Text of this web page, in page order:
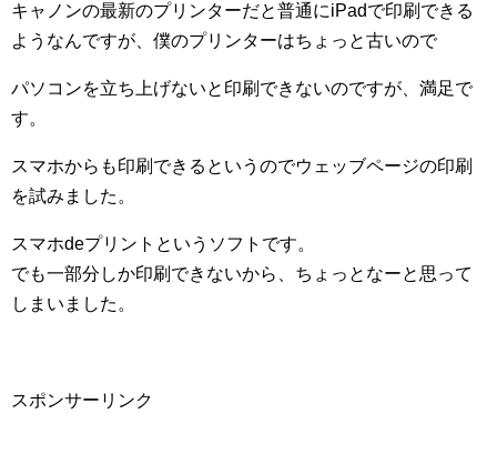
キャノンの最新のプリンターだと普通にiPadで印刷できる
ようなんですが、僕のプリンターはちょっと古いので
パソコンを立ち上げないと印刷できないのですが、満足で
す。
スマホからも印刷できるというのでウェッブページの印刷
を試みました。
スマホdeプリントというソフトです。
でも一部分しか印刷できないから、ちょっとなーと思って
しまいました。
スポンサーリンク